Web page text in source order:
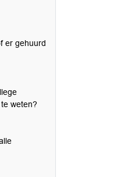
er gehuurd
weten?